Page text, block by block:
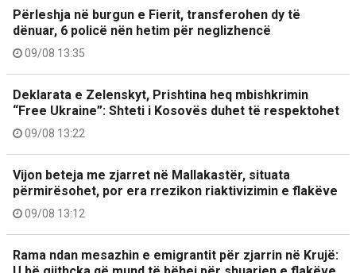
Përleshja në burgun e Fierit, transferohen dy të
dënuar, 6 policë nën hetim për neglizhencë
09/08 13:35
Deklarata e Zelenskyt, Prishtina heq mbishkrimin
“Free Ukraine”: Shteti i Kosovës duhet të respektohet
09/08 13:22
Vijon beteja me zjarret në Mallakastër, situata
përmirësohet, por era rrezikon riaktivizimin e flakëve
09/08 13:12
Rama ndan mesazhin e emigrantit për zjarrin në Krujë: